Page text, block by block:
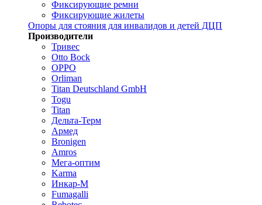
Фиксирующие ремни
Фиксирующие жилеты
Опоры для стояния для инвалидов и детей ДЦП
Производители
Тривес
Otto Bock
OPPO
Orliman
Titan Deutschland GmbH
Togu
Titan
Дельта-Терм
Армед
Bronigen
Amros
Мега-оптим
Karma
Инкар-М
Fumagalli